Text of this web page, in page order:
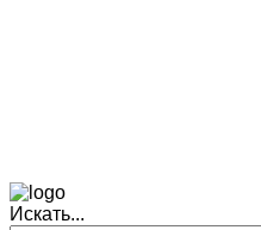
Искать...